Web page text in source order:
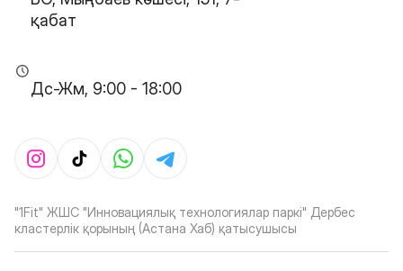
қабат
Дс-Жм, 9:00 - 18:00
"1Fit" ЖШС "Инновациялық технологиялар паркі" Дербес
кластерлік қорының (Астана Хаб) қатысушысы